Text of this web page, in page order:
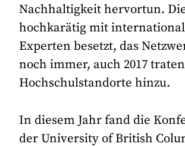
Nachhaltigkeit hervortun.
hochkarätig mit
Experten besetzt, das
noch immer, auch 2017
Hochschulstandorte hinzu.
In diesem Jahr fand die
der University of British